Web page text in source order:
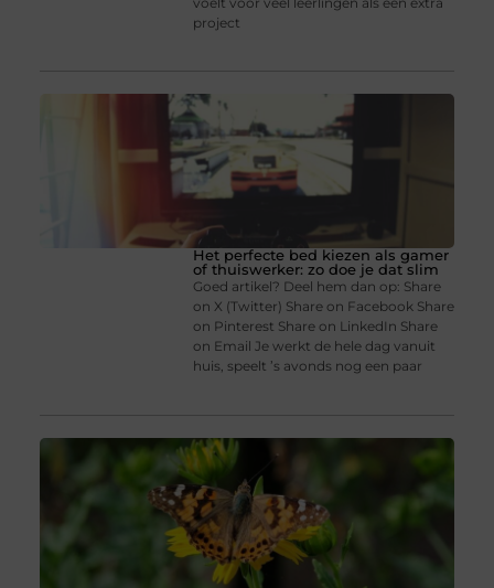
project
Het perfecte bed kiezen als gamer
of thuiswerker: zo doe je dat slim
Goed artikel? Deel hem dan op: Share
on X (Twitter) Share on Facebook Share
on Pinterest Share on LinkedIn Share
on Email Je werkt de hele dag vanuit
huis, speelt ’s avonds nog een paar